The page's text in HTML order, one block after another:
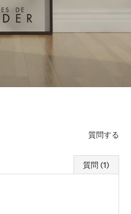
質問する
質問 (1)